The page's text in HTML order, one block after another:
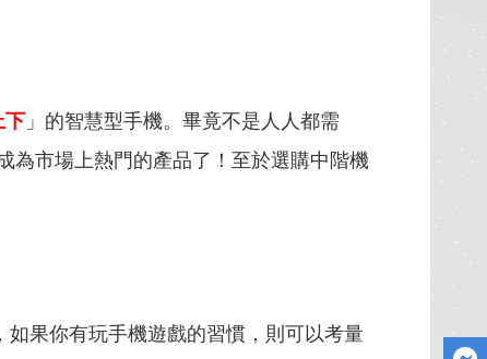
下 」的智慧型手機。畢竟不是人人都需
為市場上熱門的產品了！至於選購中階機
果你有玩手機遊戲的習慣，則可以考量